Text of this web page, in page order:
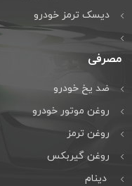
دیسک ترمز خودرو
مصرفی
ضد یخ خودرو
روغن موتور خودرو
روغن ترمز
روغن گیربكس
دینام